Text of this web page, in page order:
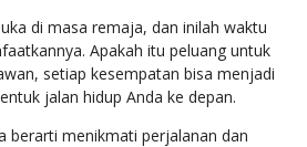
di masa remaja, dan inilah waktu
Apakah itu peluang untuk
setiap kesempatan bisa menjadi
jalan hidup Anda ke depan.
berarti menikmati perjalanan dan